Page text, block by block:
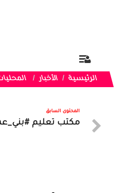
الرئيسية الأخبار
المحتوى السابق
مكتب تعليم